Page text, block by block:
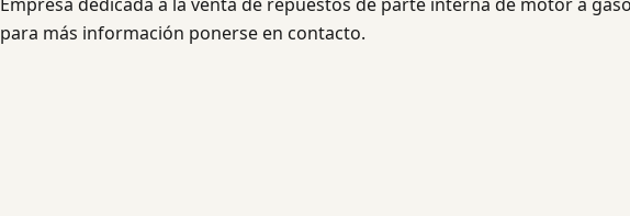
para más información ponerse en contacto.